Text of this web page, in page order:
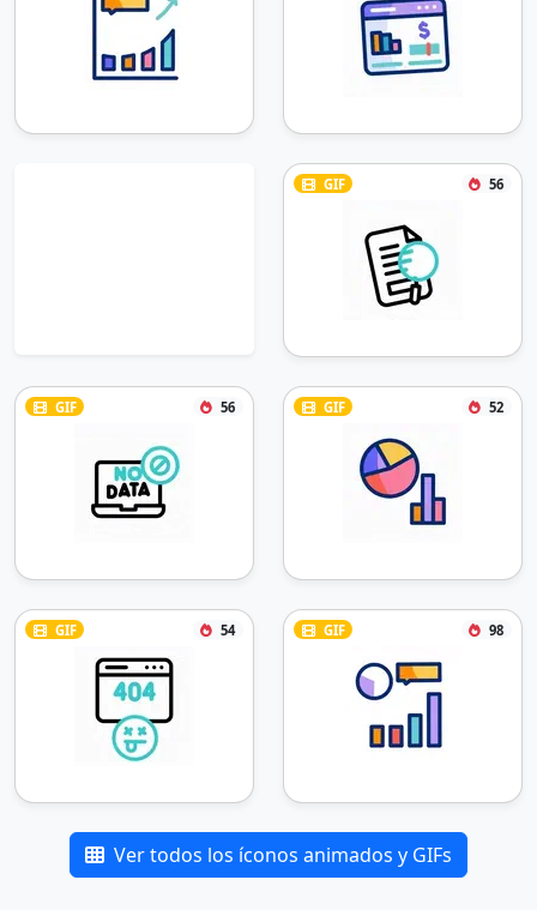
GIF 56
GIF 56 GIF 52
GIF 54 GIF 98
Ver todos los íconos animados y GIFs